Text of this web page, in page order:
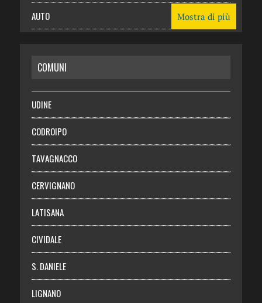
AUTO
RISPARMIO
SALUTE
Necrologie
Chi siamo
Abbonati
Login
Mostra di più
COMUNI
UDINE
CODROIPO
TAVAGNACCO
CERVIGNANO
LATISANA
CIVIDALE
S. DANIELE
LIGNANO